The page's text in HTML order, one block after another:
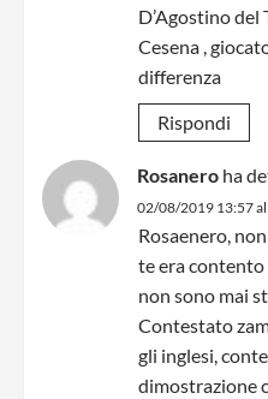
D’Agostino del
Cesena ,
differenza
Rispondi
Rosanero ha
02/08/2019 13:57
Rosaenero,
te era
non sono mai
Contestato
gli inglesi,
dimostrazione